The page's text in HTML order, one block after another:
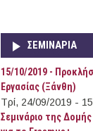
ΣΕΜΙΝΑΡΙΑ
15/10/2019 -
Εργασίας (Ξάνθη)
Τρί, 24/09/2019 -
Σεμινάριο της